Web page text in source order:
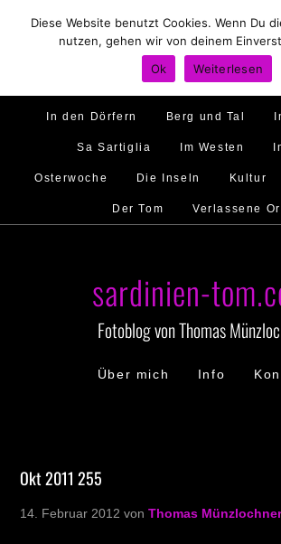
Hirtenland Traumstrände
Golfo di Orosei Im Norden
Murales Ambiente
In den Dörfern Berg und Tal
Sa Sartiglia Im Westen
Osterwoche Die Inseln Kultur
Der Tom Verlassene
sardinien-
Fotoblog von Thomas
Über mich Info
Okt 2011 255
14. Februar 2012 vonThomas
Diese Website benutzt Cookies. Wenn Du
nutzen, gehen wir von deinem
Ok
Weiterlesen